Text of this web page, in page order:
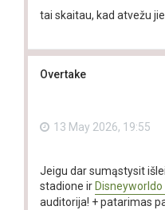
tai skaitau, kad atvežu
Overtake
13 May 2026, 19:55
Jeigu dar sumąstysit
stadione ir
auditorija! + patarimas